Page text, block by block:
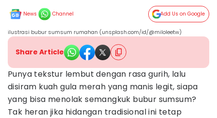
News Channel Add Us on Google
ilustrasi bubur sumsum rumahan (unsplash.com/id/@miloleetw)
Share Article
Punya tekstur lembut dengan rasa gurih, lalu
disiram kuah gula merah yang manis legit, siapa
yang bisa menolak semangkuk bubur sumsum?
Tak heran jika hidangan tradisional ini tetap